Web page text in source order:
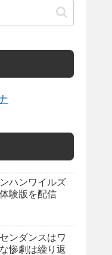
ハンワイルズ
験版を配信
ンダンスはワ
惨劇は繰り返